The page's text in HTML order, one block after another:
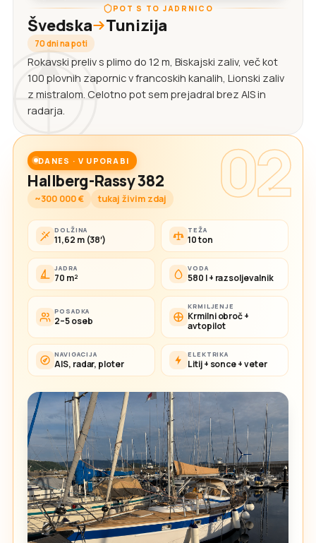
POT S TO JADRNICO
Švedska Tunizija
70 dni na poti
Rokavski preliv s plimo do 12 m, Biskajski zaliv, več kot
100 plovnih zapornic v francoskih kanalih, Lionski zaliv
z mistralom. Celotno pot sem prejadral brez AIS in
radarja.
02
DANES · V UPORABI
Hallberg-Rassy 382
~300 000 € tukaj živim zdaj
DOLŽINA
11,62 m (38′)
TEŽA
10 ton
JADRA
70 m²
VODA
580 l + razsoljevalnik
POSADKA
2–5 oseb
KRMILJENJE
Krmilni obroč +
avtopilot
NAVIGACIJA
AIS, radar, ploter
ELEKTRIKA
Litij + sonce + veter